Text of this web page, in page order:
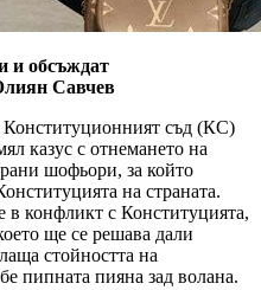
и обсъждат
Савчев
Конституционният съд (КС)
казус с отнемането на
шофьори, за който
на страната.
конфликт с Конституцията,
ще се решава дали
стойността на
пипната пияна зад волана.